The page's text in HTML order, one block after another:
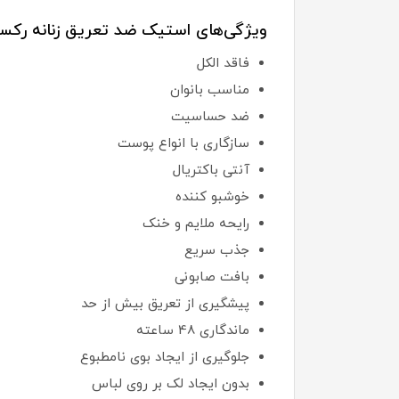
ویژگی‌های استیک ضد تعریق زنانه
فاقد الکل
مناسب بانوان
ضد حساسیت
سازگاری با انواع پوست
آنتی باکتریال
خوشبو کننده
رایحه ملایم و خنک
جذب سریع
بافت صابونی
پیشگیری از تعریق بیش از حد
ماندگاری 48 ساعته
جلوگیری از ایجاد بوی نامطبوع
بدون ایجاد لک بر روی لباس